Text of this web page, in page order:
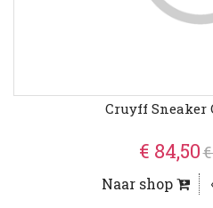
Cruyff Sneaker
€ 84,50
Naar shop